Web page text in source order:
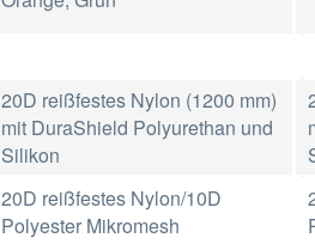
20D reißfestes Nylon (1200 mm)
mit DuraShield Polyurethan und
Silikon
20D reißfestes Nylon/10D
Polyester Mikromesh